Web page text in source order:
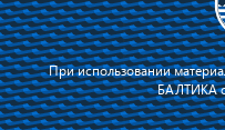
При использовании
БАЛТИКА